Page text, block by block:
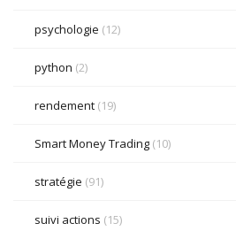
psychologie (12)
python (2)
rendement (19)
Smart Money Trading (10)
stratégie (91)
suivi actions (15)